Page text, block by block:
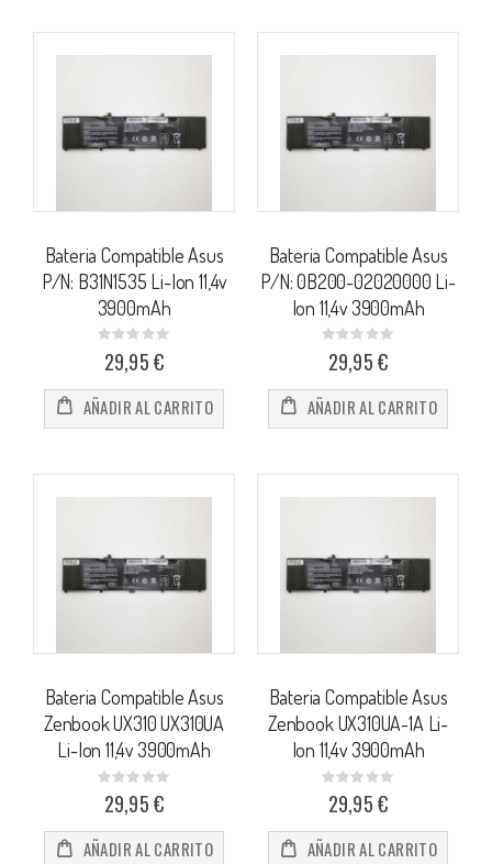
Bateria Compatible Asus
P/N: B31N1535 Li-Ion 11,4v
3900mAh
Rating:
0%29,95 €
AÑADIR AL CARRITO
Bateria Compatible Asus
P/N: 0B200-02020000 Li-
Ion 11,4v 3900mAh
Rating:
0%29,95 €
AÑADIR AL CARRITO
Bateria Compatible Asus
Zenbook UX310 UX310UA
Li-Ion 11,4v 3900mAh
Rating:
0%29,95 €
AÑADIR AL CARRITO
Bateria Compatible Asus
Zenbook UX310UA-1A Li-
Ion 11,4v 3900mAh
Rating:
0%29,95 €
AÑADIR AL CARRITO